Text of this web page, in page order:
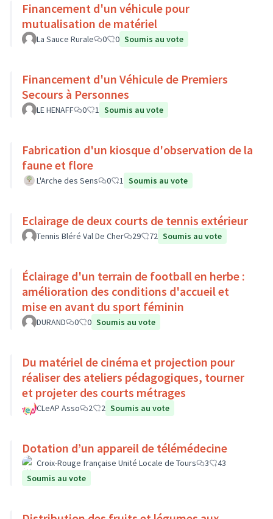
Financement d'un véhicule pour
mutualisation de matériel
La Sauce Rurale 0 0 Soumis au vote
Financement d'un Véhicule de Premiers
Secours à Personnes
LE HENAFF 0 1 Soumis au vote
Fabrication d'un kiosque d'observation de la
faune et flore
L'Arche des Sens 0 1 Soumis au vote
Eclairage de deux courts de tennis extérieur
Tennis Bléré Val De Cher 29 72 Soumis au vote
Éclairage d'un terrain de football en herbe :
amélioration des conditions d'accueil et
mise en avant du sport féminin
DURAND 0 0 Soumis au vote
Du matériel de cinéma et projection pour
réaliser des ateliers pédagogiques, tourner
et projeter des courts métrages
CLeAP Asso 2 2 Soumis au vote
Dotation d’un appareil de télémédecine
Croix-Rouge française Unité Locale de Tours 3
43
Soumis au vote